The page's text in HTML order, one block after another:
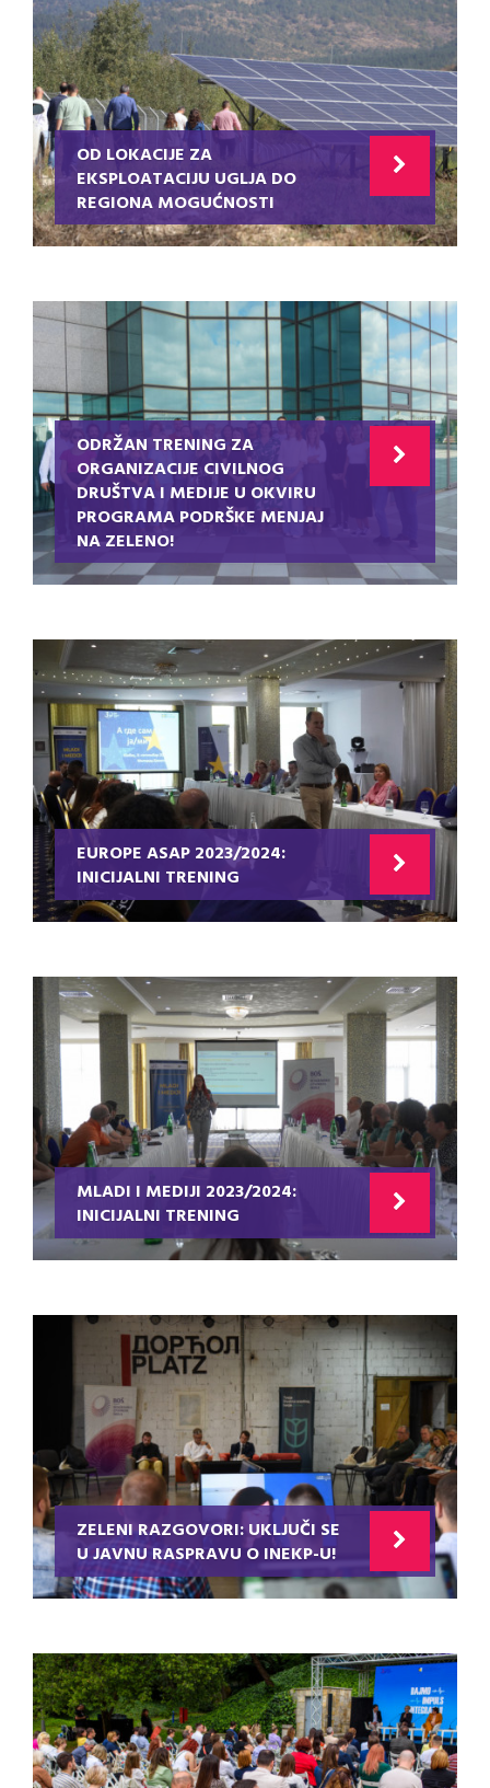
OD LOKACIJE ZA
EKSPLOATACIJU UGLJA DO
REGIONA MOGUĆNOSTI
ODRŽAN TRENING ZA
ORGANIZACIJE CIVILNOG
DRUŠTVA I MEDIJE U OKVIRU
PROGRAMA PODRŠKE MENJAJ
NA ZELENO!
EUROPE ASAP 2023/2024:
INICIJALNI TRENING
MLADI I MEDIJI 2023/2024:
INICIJALNI TRENING
ZELENI RAZGOVORI: UKLJUČI SE
U JAVNU RASPRAVU O INEKP-U!